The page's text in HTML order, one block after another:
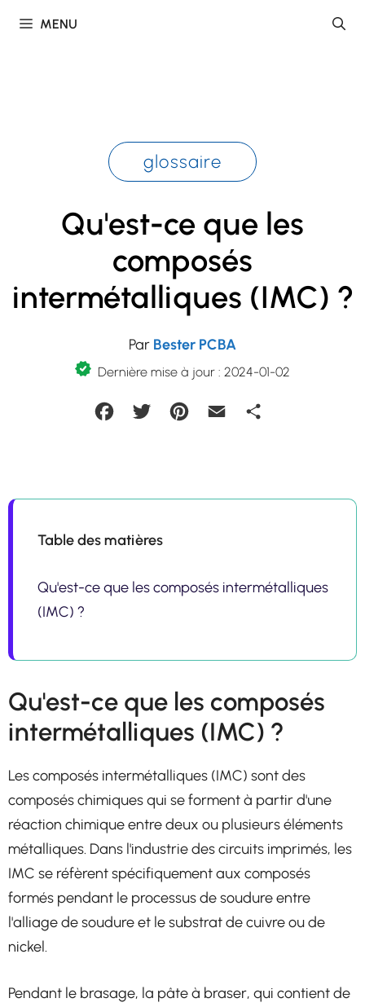
MENU
glossaire
Qu'est-ce que les
composés
intermétalliques (IMC) ?
Par Bester PCBA
Dernière mise à jour : 2024-01-02
FacebookTwitter Pinterest Email
Table des matières
Qu'est-ce que les composés intermétalliques
(IMC) ?
Qu'est-ce que les composés
intermétalliques (IMC) ?
Les composés intermétalliques (IMC) sont des
composés chimiques qui se forment à partir d'une
réaction chimique entre deux ou plusieurs éléments
métalliques. Dans l'industrie des circuits imprimés, les
IMC se réfèrent spécifiquement aux composés
formés pendant le processus de soudure entre
l'alliage de soudure et le substrat de cuivre ou de
nickel.
Pendant le brasage, la pâte à braser, qui contient de